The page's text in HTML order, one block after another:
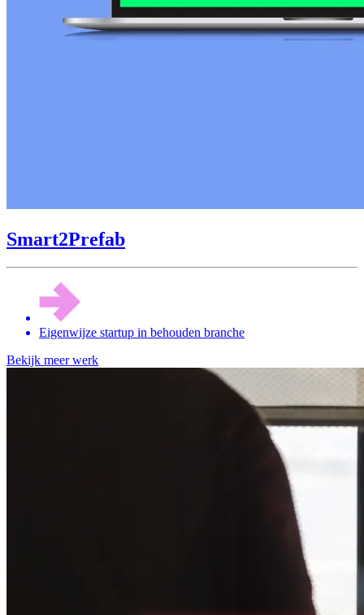
Smart2Prefab
Eigenwijze startup in behouden branche
Bekijk meer werk